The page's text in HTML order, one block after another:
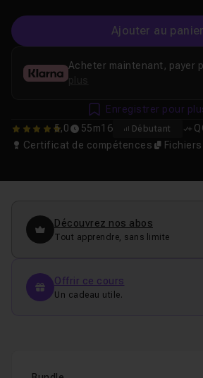
Ajouter au panier
5 5,0 55m16 Débutant
Certificat de compétences
Acheter maintenant, payer
plus
Enregistrer pour
Découvrez nos abos
Tout apprendre, sans limite
Offrir ce cours
Un cadeau utile.